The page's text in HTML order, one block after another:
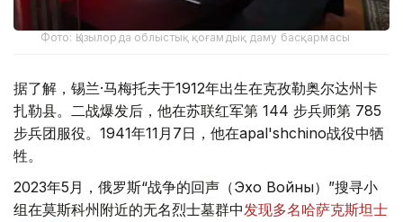
Фото: Қызылорда облыстық қоғамдық даму басқармасы
据了解，锡兰·马梅托夫于1912年出生在克孜勒奥尔达州卡
扎勒县。二战爆发后，他在苏联红军第 144 步兵师第 785
步兵团服役。1941年11月7日，他在apal'shchino战役中牺
牲。
2023年5月，俄罗斯“战争的回声（Эхо Войны）”搜寻小
组在莫斯科州附近的无名烈士墓群中发现多名哈萨克斯坦士